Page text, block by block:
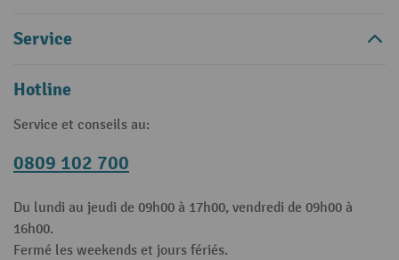
Service
Hotline
Service et conseils au:
0809 102 700
Du lundi au jeudi de 09h00 à 17h00, vendredi de 09h00 à
16h00.
Fermé les weekends et jours fériés.